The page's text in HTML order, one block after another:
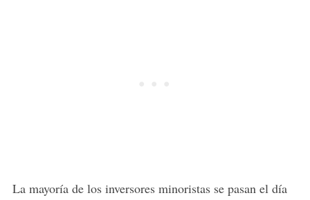
La mayoría de los inversores minoristas se pasan el día